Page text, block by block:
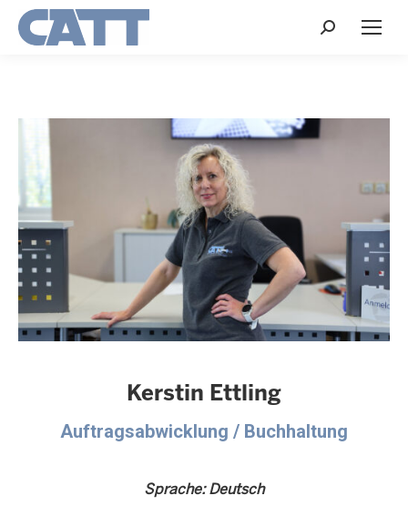
Search:
Kerstin Ettling
Auftragsabwicklung / Buchhaltung
Sprache: Deutsch